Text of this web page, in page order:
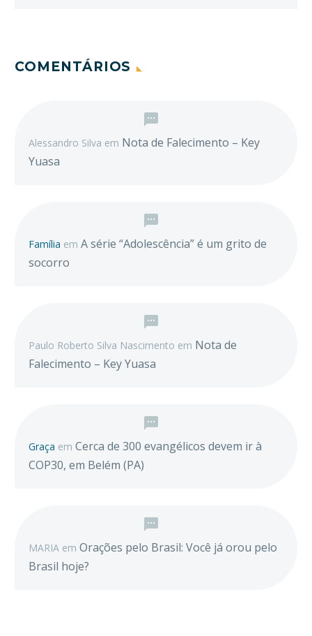
COMENTÁRIOS
Alessandro Silva em Nota de Falecimento – Key
Yuasa
Família em A série “Adolescência” é um grito de
socorro
Paulo Roberto Silva Nascimento em Nota de
Falecimento – Key Yuasa
Graça em Cerca de 300 evangélicos devem ir à
COP30, em Belém (PA)
MARIA em Orações pelo Brasil: Você já orou pelo
Brasil hoje?